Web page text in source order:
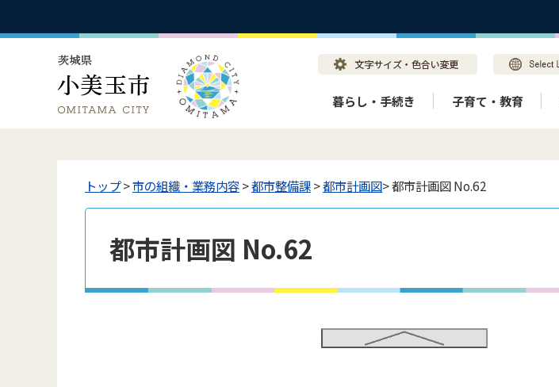
暮らし・手続き 子育て・教育
トップ>市の組織・業務内容>都市整備課>都市計画図> 都市計画図 No.62
都市計画図 No.62